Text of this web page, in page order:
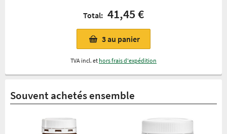
Total: 41,45 €
3au panier
TVA incl. et hors frais d'expédition
Souvent achetés ensemble